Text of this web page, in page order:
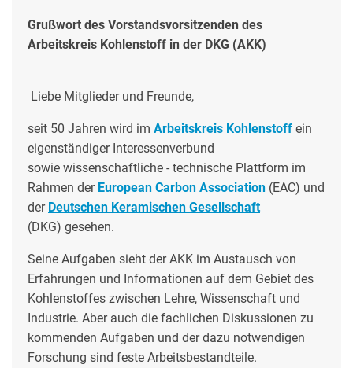
Grußwort des Vorstandsvorsitzenden des
Arbeitskreis Kohlenstoff in der DKG (AKK)
Liebe Mitglieder und Freunde,
seit 50 Jahren wird im Arbeitskreis Kohlenstoff ein
eigenständiger Interessenverbund
sowie wissenschaftliche - technische Plattform im
Rahmen der European Carbon Association (EAC) und
der Deutschen Keramischen Gesellschaft
(DKG) gesehen.
Seine Aufgaben sieht der AKK im Austausch von
Erfahrungen und Informationen auf dem Gebiet des
Kohlenstoffes zwischen Lehre, Wissenschaft und
Industrie. Aber auch die fachlichen Diskussionen zu
kommenden Aufgaben und der dazu notwendigen
Forschung sind feste Arbeitsbestandteile.